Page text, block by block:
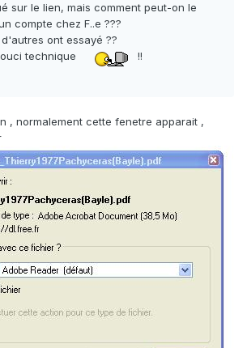
sur le lien, mais comment peut-on le
compte chez F..e ???
ont essayé ??
technique
!!
, normalement cette fenetre apparait ,